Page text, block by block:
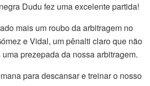
Dudu fez uma excelente partida!
mais um roubo da arbitragem no
e Vidal, um pênalti claro que não
prezepada da nossa arbitragem.
para descansar e treinar o nosso